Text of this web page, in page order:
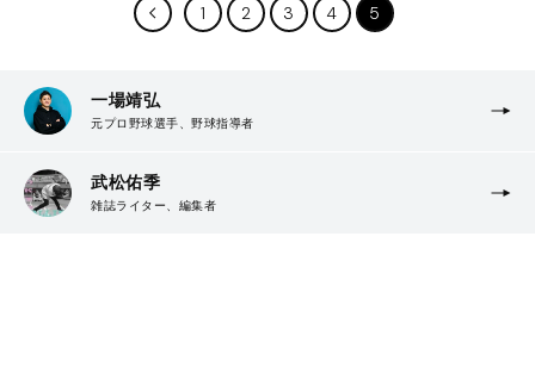
1 2 3 4 5
一場靖弘
元プロ野球選手、野球指導者
武松佑季
雑誌ライター、編集者